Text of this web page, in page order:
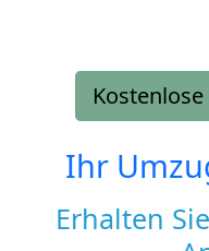
Ihr
Erhalten